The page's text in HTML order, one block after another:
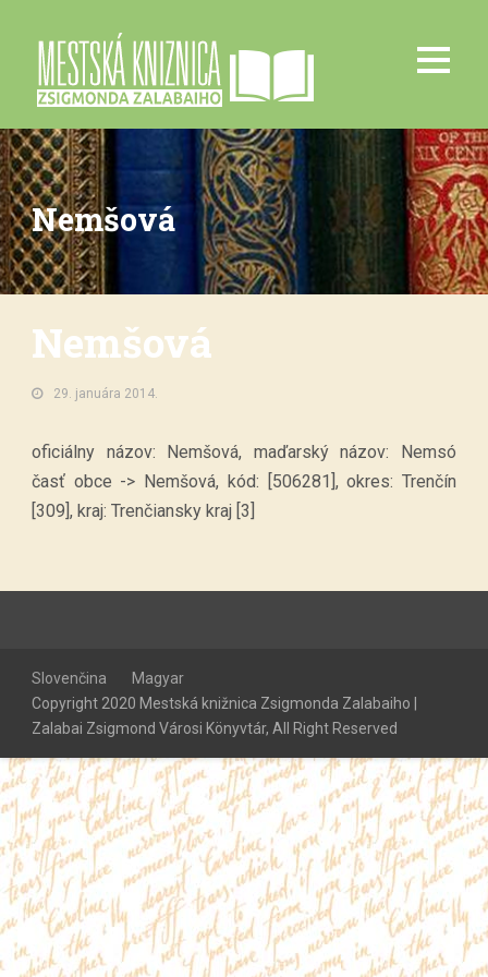
Nemšová
Nemšová
29. januára 2014.
oficiálny názov: Nemšová, maďarský názov: Nemsó
časť obce -> Nemšová, kód: [506281], okres: Trenčín
[309], kraj: Trenčiansky kraj [3]
Slovenčina
Magyar
Copyright 2020 Mestská knižnica Zsigmonda Zalabaiho |
Zalabai Zsigmond Városi Könyvtár, All Right Reserved